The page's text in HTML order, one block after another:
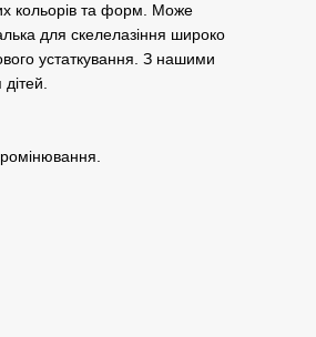
кольорів та форм. Може
для скелелазіння широко
устаткування. З нашими